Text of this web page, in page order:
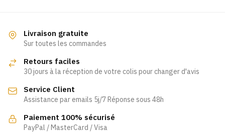
variations.
Les
peuvent
choisies
sur
la
page
peuvent
être
Livraison gratuite
Sur toutes les commandes
Retours faciles
30 jours à la réception de votre colis pour changer d'avis
Service Client
Assistance par emails 5j/7 Réponse sous 48h
Paiement 100% sécurisé
PayPal / MasterCard / Visa